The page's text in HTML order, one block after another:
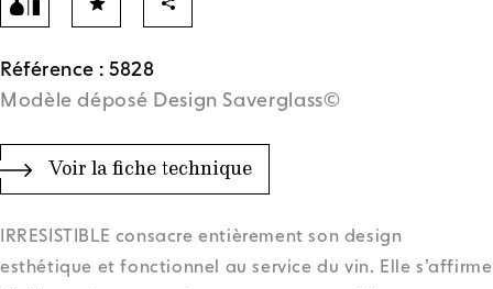
Référence : 5828
Modèle déposé Design Saverglass©
Voir la fiche technique
IRRESISTIBLE consacre entièrement son design
esthétique et fonctionnel au service du vin. Elle s’affirme